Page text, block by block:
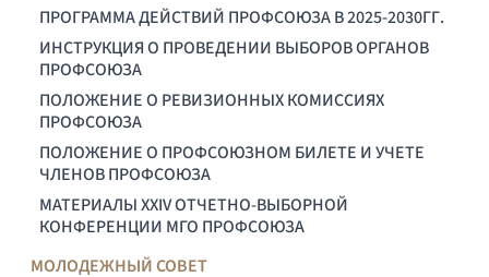
ПРОГРАММА ДЕЙСТВИЙ ПРОФСОЮЗА В 2025-2030ГГ.
ИНСТРУКЦИЯ О ПРОВЕДЕНИИ ВЫБОРОВ ОРГАНОВ
ПРОФСОЮЗА
ПОЛОЖЕНИЕ О РЕВИЗИОННЫХ КОМИССИЯХ
ПРОФСОЮЗА
ПОЛОЖЕНИЕ О ПРОФСОЮЗНОМ БИЛЕТЕ И УЧЕТЕ
ЧЛЕНОВ ПРОФСОЮЗА
МАТЕРИАЛЫ XXIV ОТЧЕТНО-ВЫБОРНОЙ
КОНФЕРЕНЦИИ МГО ПРОФСОЮЗА
МОЛОДЕЖНЫЙ СОВЕТ